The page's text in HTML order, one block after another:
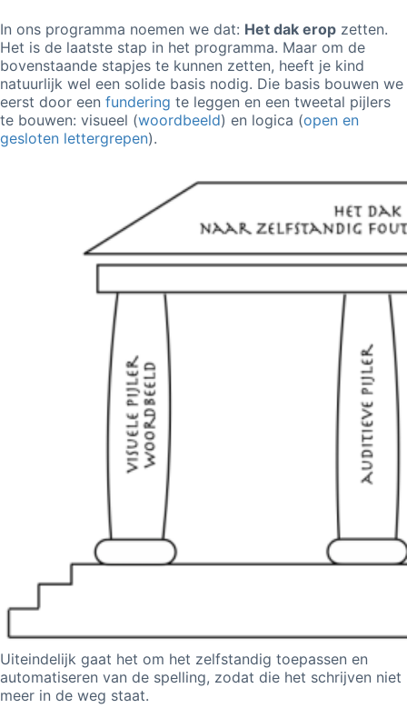
In ons programma noemen we dat: Het dak erop zetten.
Het is de laatste stap in het programma. Maar om de
bovenstaande stapjes te kunnen zetten, heeft je kind
natuurlijk wel een solide basis nodig. Die basis bouwen we
eerst door een fundering te leggen en een tweetal pijlers
te bouwen: visueel (woordbeeld) en logica (open en
gesloten lettergrepen).
Uiteindelijk gaat het om het zelfstandig toepassen en
automatiseren van de spelling, zodat die het schrijven niet
meer in de weg staat.